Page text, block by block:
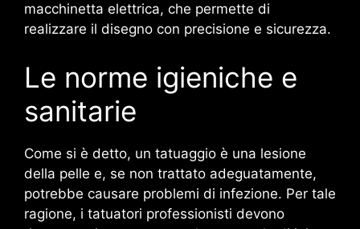
macchinetta elettrica, che permette di
realizzare il disegno con precisione e sicurezza.
Le norme igieniche e
sanitarie
Come si è detto, un tatuaggio è una lesione
della pelle e, se non trattato adeguatamente,
potrebbe causare problemi di infezione. Per tale
ragione, i tatuatori professionisti devono